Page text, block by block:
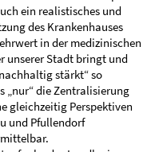
ein realistisches und
des Krankenhauses
in der medizinischen
unserer Stadt bringt und
stärkt“ so
„nur“ die Zentralisierung
gleichzeitig Perspektiven
und Pfullendorf